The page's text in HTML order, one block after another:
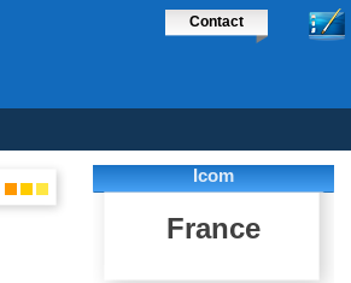
Contact
Icom
France